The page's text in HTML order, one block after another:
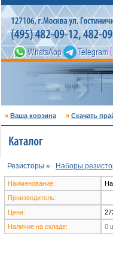
» Ваша корзина » Скачать
Резисторы » Наборы
Наименование:
Производитель:
Цена:
Наличие на складе:
0